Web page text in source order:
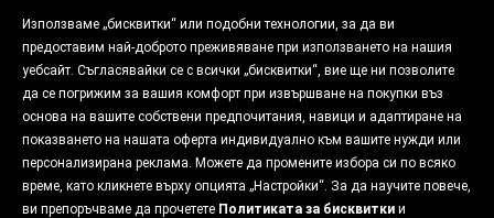
Използваме „бисквитки“ или подобни технологии, за да ви
предоставим най-доброто преживяване при използването на нашия
уебсайт. Съгласявайки се с всички „бисквитки“, вие ще ни позволите
да се погрижим за вашия комфорт при извършване на покупки въз
основа на вашите собствени предпочитания, навици и адаптиране на
показването на нашата оферта индивидуално към вашите нужди или
персонализирана реклама. Можете да промените избора си по всяко
време, като кликнете върху опцията „Настройки“. За да научите повече,
ви препоръчваме да прочетете Политиката за бисквитки и